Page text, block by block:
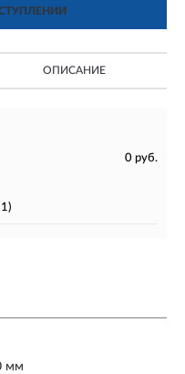
ОПИСАНИЕ
0 руб.
мм